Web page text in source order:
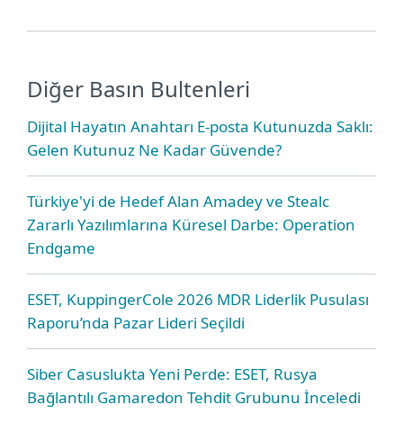
Diğer Basın Bultenleri
Dijital Hayatın Anahtarı E-posta Kutunuzda Saklı:
Gelen Kutunuz Ne Kadar Güvende?
Türkiye'yi de Hedef Alan Amadey ve Stealc
Zararlı Yazılımlarına Küresel Darbe: Operation
Endgame
ESET, KuppingerCole 2026 MDR Liderlik Pusulası
Raporu’nda Pazar Lideri Seçildi
Siber Casuslukta Yeni Perde: ESET, Rusya
Bağlantılı Gamaredon Tehdit Grubunu İnceledi